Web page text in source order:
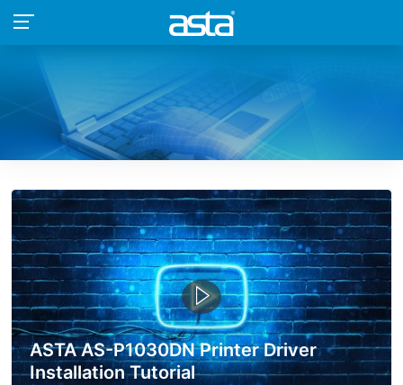
ASTA AS-P1030DN Printer Driver
Installation Tutorial